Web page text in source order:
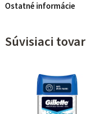
Ostatné informácie
Súvisiaci tovar